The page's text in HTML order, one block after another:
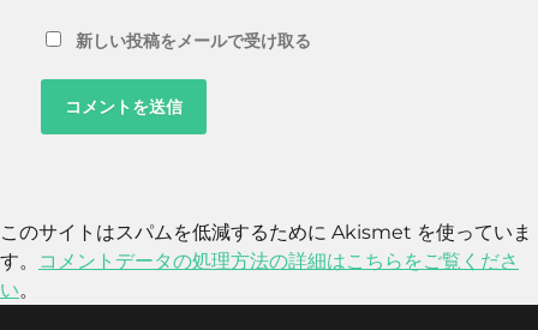
新しい投稿をメールで受け取る
このサイトはスパムを低減するために Akismet を使っていま
す。
コメントデータの処理方法の詳細はこちらをご覧くださ
い。